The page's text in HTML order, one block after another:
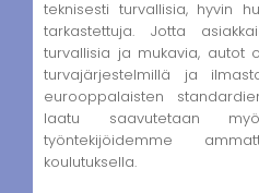
teknisesti turvallisia, hyvin
tarkastettuja. Jotta
turvallisia ja mukavia, autot
turvajärjestelmillä ja
eurooppalaisten
laatu saavutetaan
työntekijöidemme
koulutuksella.